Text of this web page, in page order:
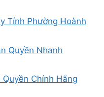
Tính Phường Hoành
Quyền Nhanh
Chính Hãng